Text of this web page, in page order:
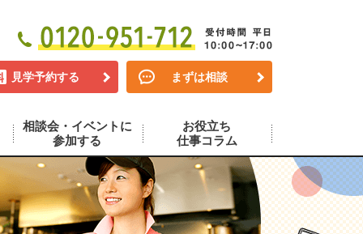
見学予約する まずは相談
相談会・イベントに
参加する
お役立ち
仕事コラム